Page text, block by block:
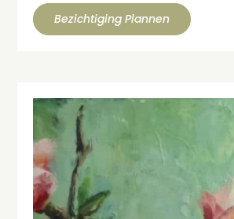
Bezichtiging Plannen